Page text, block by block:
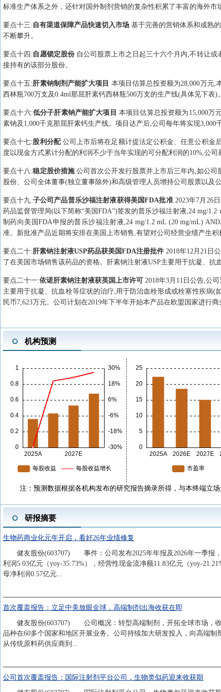
标准生产体系之外，还针对国外制剂营销的复杂性积累了丰富的海外
要点十三: 自有渠道保障产品快速切入市场 基于完善的营销体系和成熟
不断攀升。
要点十四 : 自愿锁定股份 自公司股票上市之日起三十六个月内,不转让
接持有的该部分股份。
要点十五:肝素钠制剂产能扩大项目 本项目估算总投资额为28,000万元,
西林瓶700万支及0.4ml那屈肝素钙西林瓶500万支的生产线(具体见下表
要点十六:低分子肝素钠产能扩大项目 本项目估算总投资额为15,000万
素钠及1,000千克那屈肝素钙生产线。项目达产后,公司每年将实现3,000
要点十七:股利分配 公司上市后将在足额计提法定公积金、任意公积金
度以现金方式累计分配的利润不少于当年实现的可分配利润的10%,公
要点十八 :稳定股价措施公司首次公开发行股票并上市后三年内,如公
股份、公司全体董事(独立董事除外)和高级管理人员增持公司股票以及
要点十九:子公司产品普乐沙福注射液获得美国FDA批准 2023年7月26
药品监督管理局(以下简称“美国FDA”)签发的普乐沙福注射液,24 mg/
制药向美国FDA申报的普乐沙福注射液,24 mg/1.2 mL (20 mg/mL)
准。新批准产品近期将安排在美国上市销售,有望对公司经营业绩产生积
要点二十:肝素钠注射液USP药品获美国FDA注册批件 2018年12月21日
了在美国市场销售该药品的资格。肝素钠注射液USP主要用于抗凝、
要点二十一:依诺肝素钠注射液获英国上市许可 2018年3月11日公告,公
主要用于抗凝、抗血栓等症状的治疗,用于防治血栓形成或栓塞性疾病
民币7,623万元。公司计划在2019年下半年开始本产品在欧盟国家进行
机构预测
注：预测数据根据各机构发布的研究报告摘录所得，与本终端立
研报摘要
生物药商业化元年开启，看好26年业绩修复
健友股份(603707) 事件：公司发布2025年年报及2026年一季报，
利润5.03亿元（yoy-35.73%），经营性现金流净额11.83亿元（yoy-
母净利润0.57亿元...
首次覆盖报告：立足中美放眼全球，高端制剂出海收获在即
健友股份(603707) 公司概况：转型高端制剂，开拓全球市场，收
品种在60多个国家和地区开展业务。公司持续加大研发投入，向高端
从传统原料药供应商到...
公司首次覆盖报告：国际注射剂平台公司，生物类似药迎来收获期